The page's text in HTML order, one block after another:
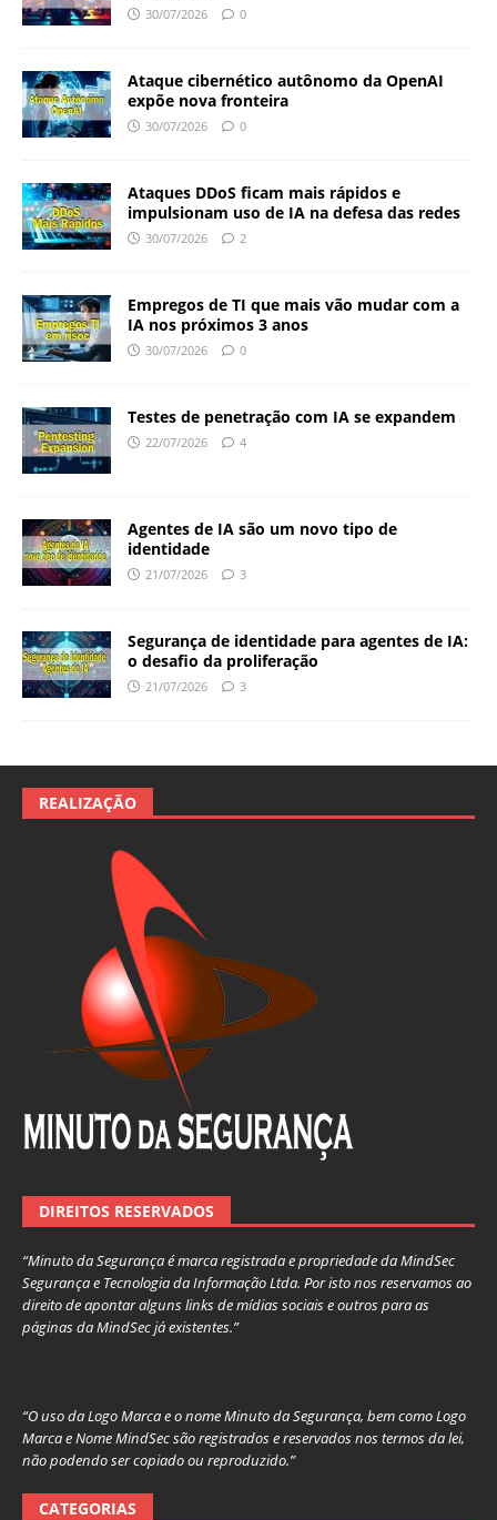
30/07/2026 0
Ataque cibernético autônomo da OpenAI
expõe nova fronteira
30/07/2026 0
Ataques DDoS ficam mais rápidos e
impulsionam uso de IA na defesa das redes
30/07/2026 2
Empregos de TI que mais vão mudar com a
IA nos próximos 3 anos
30/07/2026 0
Testes de penetração com IA se expandem
22/07/2026 4
Agentes de IA são um novo tipo de
identidade
21/07/2026 3
Segurança de identidade para agentes de IA:
o desafio da proliferação
21/07/2026 3
REALIZAÇÃO
DIREITOS RESERVADOS
“Minuto da Segurança é marca registrada e propriedade da MindSec
Segurança e Tecnologia da Informação Ltda. Por isto nos reservamos ao
direito de apontar alguns links de mídias sociais e outros para as
páginas da MindSec já existentes.”
“O uso da Logo Marca e o nome Minuto da Segurança, bem como Logo
Marca e Nome MindSec são registrados e reservados nos termos da lei,
não podendo ser copiado ou reproduzido.”
CATEGORIAS